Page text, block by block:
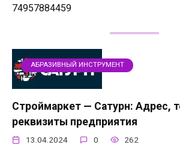
74957884459
АБРАЗИВНЫЙ ИНСТРУМЕНТ
Строймаркет — Сатурн: Адрес,
реквизиты предприятия
13.04.2024 0 262